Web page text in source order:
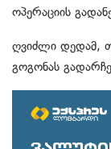
ოპერაციის
ღვიძლი დედამ,
გოგონას